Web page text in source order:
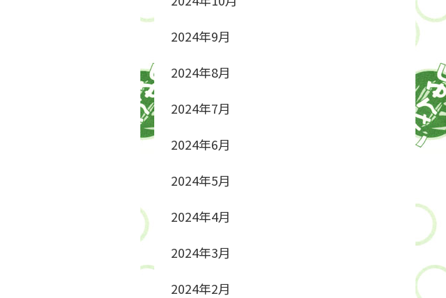
2024年9月
2024年8月
2024年7月
2024年6月
2024年5月
2024年4月
2024年3月
2024年2月